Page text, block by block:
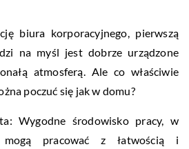
biura korporacyjnego, pierwszą
na myśl jest dobrze urządzone
atmosferą. Ale co właściwie
poczuć się jak w domu?
Wygodne środowisko pracy, w
pracować z łatwością i